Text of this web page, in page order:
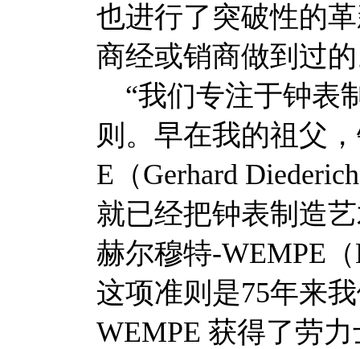
也进行了突破性的
商经或销商做到过
“我们专注于钟表
则。早在我的祖父
E（Gerhard
就已经把钟表制造
赫尔穆特-WEMPE
这项准则是75年来
WEMPE 获得了劳